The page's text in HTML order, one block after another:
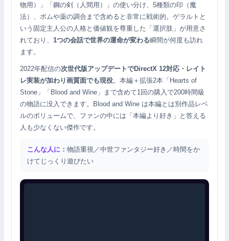
物用）」「鋼の剣（人間用）」の使い分け、5種類の印（魔
法）、ボムや薬の調合まで含めると非常に戦術的。ゲラルトと
いう固定主人公の人格と価値観を尊重した「選択肢」が用意さ
れており、 1つの会話で世界の運命が変わる瞬間が何度も訪れ
ます。
2022年配信の次世代版アップデートでDirectX 12対応・レイト
レ実装が加わり画質面でも現役。本編＋拡張2本「Hearts of
Stone」「Blood and Wine」まで含めて1回の購入で200時間級
の物語に没入できます。Blood and Wine は本編とは別作品レベ
ルのボリュームで、ファンの中には「本編より好き」と答える
人も少なくない傑作です。
こんな人に：物語重視／中世ファンタジー好き／時間をか
けてじっくり遊びたい